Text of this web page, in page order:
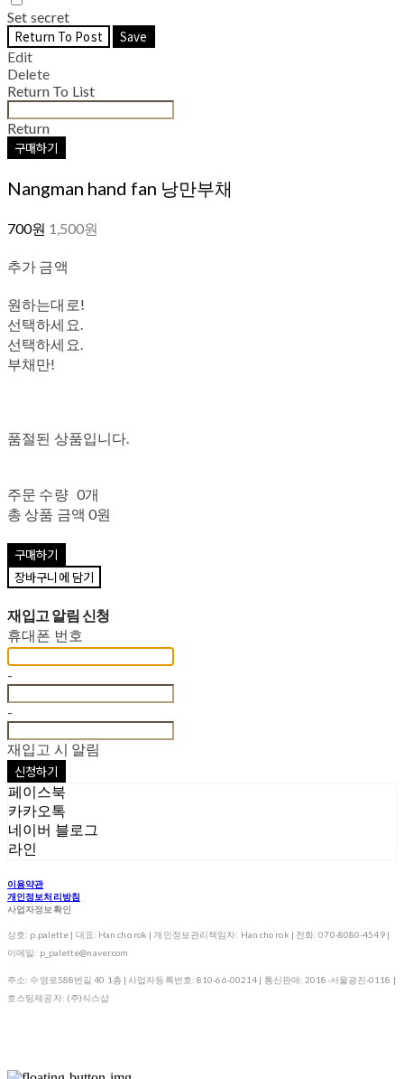
Set secret
Return To Post
Save
Edit
Delete
Return To List
Return
구매하기
Nangman hand fan 낭만부채
700원 1,500원
추가 금액
원하는대로!
선택하세요.
선택하세요.
부채만!
품절된 상품입니다.
주문 수량 0개
총 상품 금액 0원
구매하기
장바구니에 담기
재입고 알림 신청
휴대폰 번호
-
-
재입고 시 알림
신청하기
페이스북
카카오톡
네이버 블로그
라인
이용약관
개인정보처리방침
사업자정보확인
상호: p.palette | 대표: Han cho rok | 개인정보관리책임자: Han cho rok | 전화: 070-8080-4549 |
이메일: p_palette@naver.com
주소: 수영로588번길 40 1층 | 사업자등록번호: 810-66-00214 | 통신판매:2018-서울광진-0118 |
호스팅제공자: (주)식스샵